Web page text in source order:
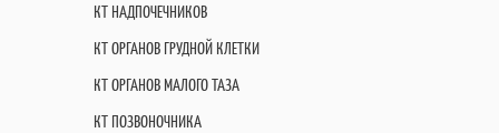
КТ НАДПОЧЕЧНИКОВ
КТ ОРГАНОВ ГРУДНОЙ КЛЕТКИ
КТ ОРГАНОВ МАЛОГО ТАЗА
КТ ПОЗВОНОЧНИКА